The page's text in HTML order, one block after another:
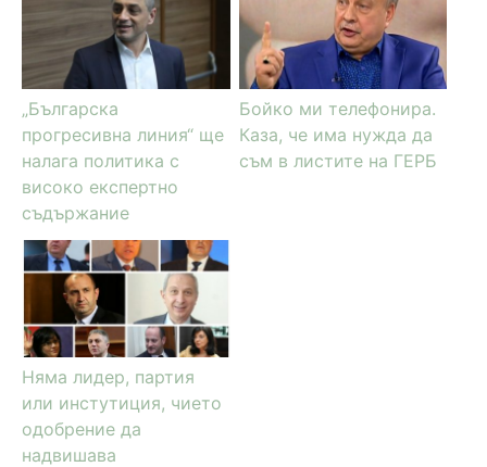
„Българска
прогресивна линия“ ще
налага политика с
високо експертно
съдържание
Бойко ми телефонира.
Каза, че има нужда да
съм в листите на ГЕРБ
Няма лидер, партия
или инстутиция, чието
одобрение да
надвишава